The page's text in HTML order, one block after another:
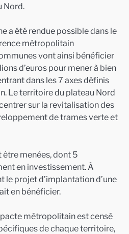
Nord.
a été rendue possible dans le
métropolitain
vont ainsi bénéficier
d’euros pour mener à bien
dans les 7 axes définis
Le territoire du plateau Nord
sur la revitalisation des
de trames verte et
menées, dont 5
en investissement. À
le projet d’implantation d’une
en bénéficier.
métropolitain est censé
de chaque territoire,